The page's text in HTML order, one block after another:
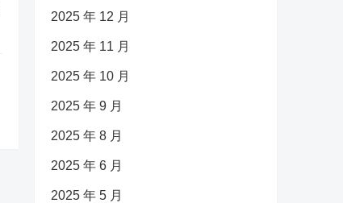
2025 年 12 月
2025 年 11 月
2025 年 10 月
2025 年 9 月
2025 年 8 月
2025 年 6 月
2025 年 5 月